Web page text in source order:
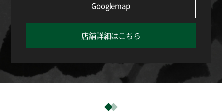
Googlemap
店舗詳細はこちら